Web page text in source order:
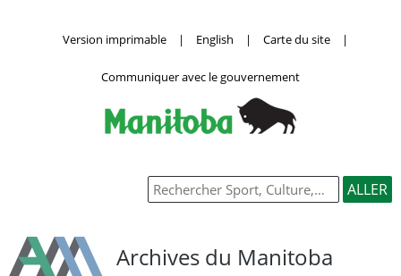
Version imprimable | English | Carte du site |
Communiquer avec le gouvernement
Archives du Manitoba